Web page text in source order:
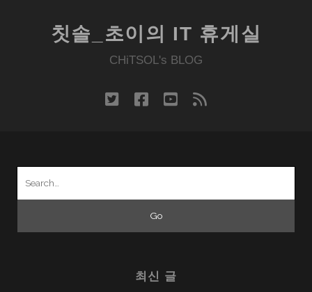
칫솔_초이의 IT 휴게실
CHiTSOL's BLOG
twitter facebook
youtube
rss
최신 글